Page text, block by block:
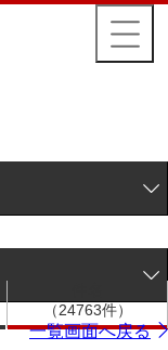
（24763件）
一覧画面へ戻る